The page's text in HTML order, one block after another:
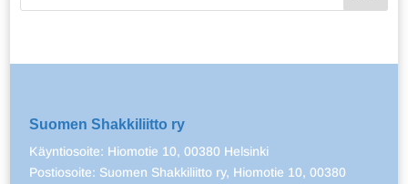
Suomen Shakkiliitto ry
Käyntiosoite: Hiomotie 10, 00380 Helsinki
Postiosoite: Suomen Shakkiliitto ry, Hiomotie 10, 00380